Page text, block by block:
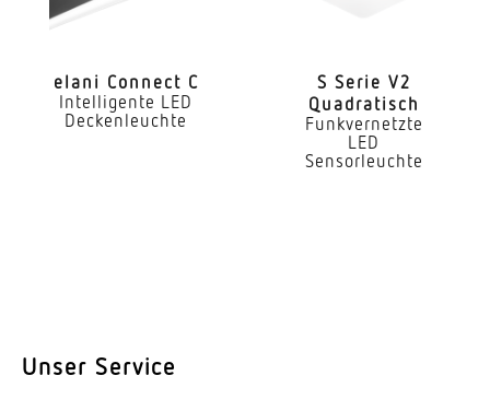
Farbwiedergabeindex CRI
Art der Verdrahtung
geeignet für Durchgangsverdrahtung
70000 h
elani Connect C
Intelligente LED
Deckenleuchte
S Serie V2
Quadratisch
Funkvernetzte
LED
Sensorleuchte
Unser Service